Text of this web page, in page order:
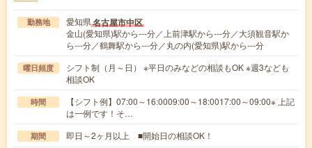
勤務地 愛知県名古屋市中区
金山(愛知県)駅から---分／上前津駅から---分／大須観音駅か
ら---分／鶴舞駅から---分／丸の内(愛知県)駅から---分
曜日頻度
シフト制（月～日） ※平日のみなどの相談もOK ※週3なども
相談OK
時間
【シフト例】07:00～16:0009:00～18:0017:00～09:00※ 上記
は一例です！そ…
期間 即日～2ヶ月以上 ■開始日の相談OK！